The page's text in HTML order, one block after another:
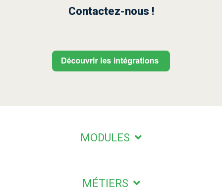
Contactez-nous !
MODULES
MÉTIERS